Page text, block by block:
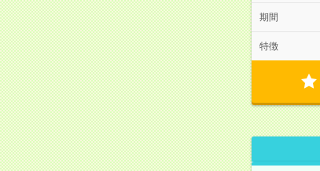
期間
特徴